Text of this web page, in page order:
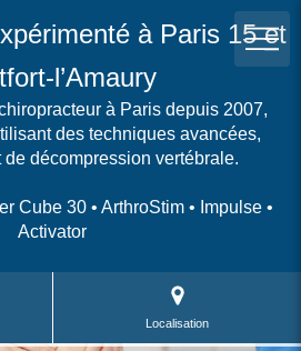
à Paris 15 et
l’Amaury
à Paris depuis 2007,
des techniques avancées,
de décompression vertébrale.
Cube 30 • ArthroStim • Impulse •
Activator
Localisation